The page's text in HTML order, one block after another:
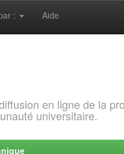
: Aide
en ligne de la
universitaire.